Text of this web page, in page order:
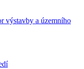
výstavby a územního